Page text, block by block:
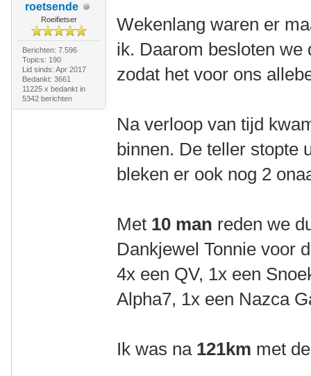
roetsende
Roeifietser
Berichten: 7.596
Topics: 190
Lid sinds: Apr 2017
Bedankt: 3661
11225 x bedankt in
5342 berichten
Wekenlang waren er
ik. Daarom besloten we
zodat het voor ons
Na verloop van tijd
binnen. De teller stopte
bleken er ook nog 2
Met 10 man reden we
Dankjewel Tonnie voor
4x een QV, 1x een
Alpha7, 1x een Nazca
Ik was na 121km met